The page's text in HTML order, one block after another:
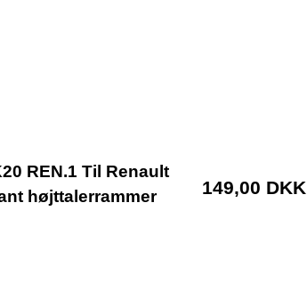
REN.1 Til Renault
højttalerrammer
149,00 DKK